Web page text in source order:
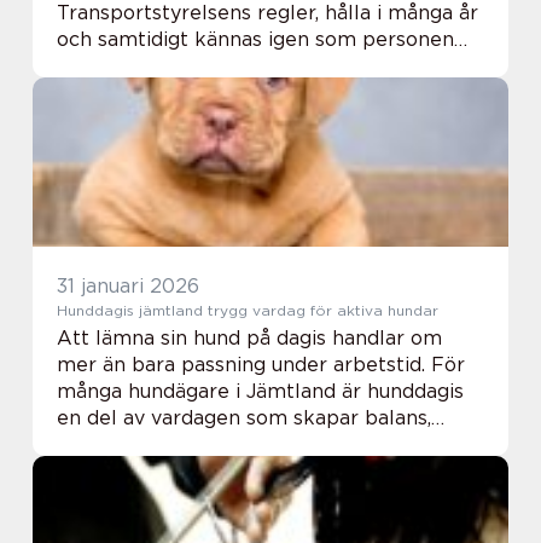
Transportstyrelsens regler, hålla i många år
och samtidigt kännas igen som personen
Vällingby finns flera möjligheter för den
som vill ta...
31 januari 2026
Hunddagis jämtland trygg vardag för aktiva hundar
Att lämna sin hund på dagis handlar om
mer än bara passning under arbetstid. För
många hundägare i Jämtland är hunddagis
en del av vardagen som skapar balans,
tillvaro. Ett välfungerande hunddagis
kombinerar rö...